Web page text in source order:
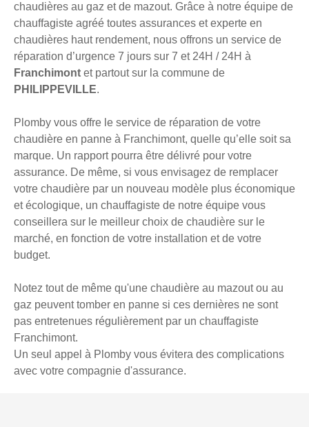
chaudières au gaz et de mazout. Grâce à notre équipe de
chauffagiste agréé toutes assurances et experte en
chaudières haut rendement, nous offrons un service de
réparation d’urgence 7 jours sur 7 et 24H / 24H à
Franchimont et partout sur la commune de
PHILIPPEVILLE.
Plomby vous offre le service de réparation de votre
chaudière en panne à Franchimont, quelle qu’elle soit sa
marque. Un rapport pourra être délivré pour votre
assurance. De même, si vous envisagez de remplacer
votre chaudière par un nouveau modèle plus économique
et écologique, un chauffagiste de notre équipe vous
conseillera sur le meilleur choix de chaudière sur le
marché, en fonction de votre installation et de votre
budget.
Notez tout de même qu'une chaudière au mazout ou au
gaz peuvent tomber en panne si ces dernières ne sont
pas entretenues régulièrement par un chauffagiste
Franchimont.
Un seul appel à Plomby vous évitera des complications
avec votre compagnie d'assurance.